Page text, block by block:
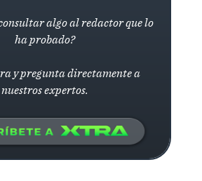
algo al redactor que lo
ha probado?
y pregunta directamente a
nuestros expertos.